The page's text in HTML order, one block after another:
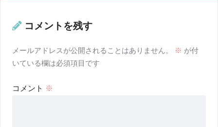
コメントを残す
メールアドレスが公開されることはありません。 ※ が付
いている欄は必須項目です
コメント ※